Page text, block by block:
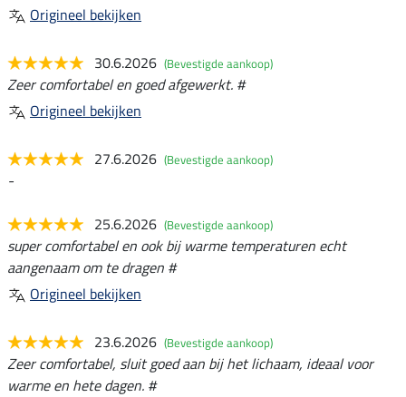
Origineel bekijken
30.6.2026 (Bevestigde aankoop)
Zeer comfortabel en goed afgewerkt. #
Origineel bekijken
27.6.2026 (Bevestigde aankoop)
-
25.6.2026 (Bevestigde aankoop)
super comfortabel en ook bij warme temperaturen echt
aangenaam om te dragen #
Origineel bekijken
23.6.2026 (Bevestigde aankoop)
Zeer comfortabel, sluit goed aan bij het lichaam, ideaal voor
warme en hete dagen. #